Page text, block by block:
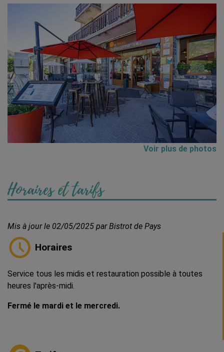
Voir plus de photos
Horaires et tarifs
Mis à jour le 02/05/2025 par Bistrot de Pays
Horaires
Service tous les midis et restauration possible à toutes
heures l'après-midi.
Fermé le mardi et le mercredi.